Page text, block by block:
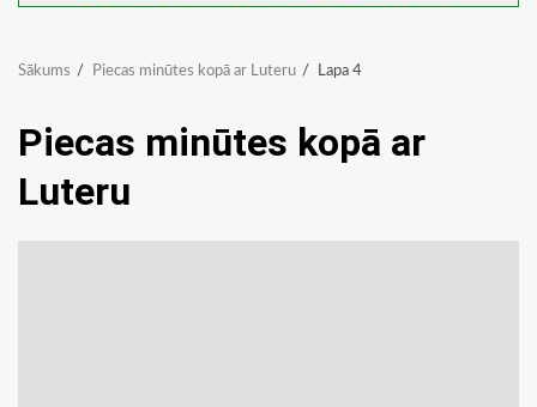
Sākums Piecas minūtes kopā ar Luteru Lapa 4
Piecas minūtes kopā ar
Luteru